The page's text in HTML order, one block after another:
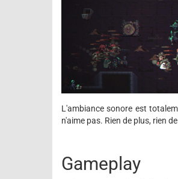
L'ambiance sonore est
n'aime pas. Rien de plus, rien
Gameplay